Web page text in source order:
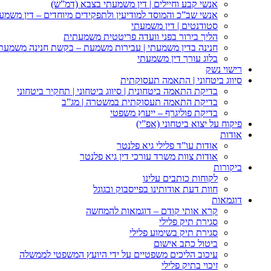
אנשי קבע וחיילים | דין משמעתי בצבא (דמ”ש)
אנשי שב”כ והמוסד למודיעין ולתפקידים מיוחדים – דין
סטודנטים | דין משמעתי
הליך בירור בפני וועדה פריטטית משמעתית
חנינה בדין משמעתי | עבירות משמעת – בקשת חנינה
בלוג עורך דין משמעתי
רישוי נשק
סיווג ביטחוני | התאמה תעסוקתית
בדיקת התאמה ביטחונית | סיווג ביטחוני | תחקיר ביטחוני
בדיקת התאמה תעסוקתית במשטרה | מג”ב
בדיקת פוליגרף – ייעוץ משפטי
פיקוח על יצוא ביטחוני (אפ”י)
אודות
אודות עו”ד פלילי גיא פלנטר
אודות צוות משרד עורכי דין גיא פלנטר
ביקורות
לקוחות כותבים עלינו
חוות דעת אודותינו בפייסבוק ובגוגל
דוגמאות
קרא אותי קודם – דוגמאות להמחשה
סגירת תיק פלילי
סגירת תיק בשימוע פלילי
ביטול כתב אישום
עיכוב הליכים משפטיים על ידי היועץ המשפטי לממשלה
זיכוי בתיק פלילי